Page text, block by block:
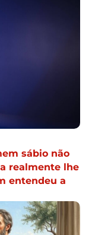
sábio não
realmente lhe
entendeu a